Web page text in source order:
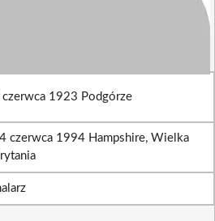
czerwca 1923 Podgórze
czerwca 1994 Hampshire, Wielka